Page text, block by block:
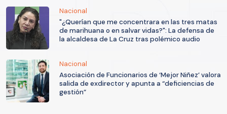
Nacional
"¿Querían que me concentrara en las tres matas
de marihuana o en salvar vidas?": La defensa de
la alcaldesa de La Cruz tras polémico audio
Nacional
Asociación de Funcionarios de ‘Mejor Niñez’ valora
salida de exdirector y apunta a “deficiencias de
gestión”